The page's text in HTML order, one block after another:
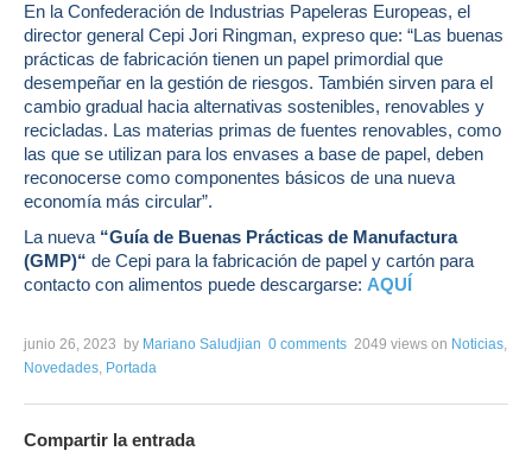
En la Confederación de Industrias Papeleras Europeas, el
director general Cepi Jori Ringman, expreso que: “Las buenas
prácticas de fabricación tienen un papel primordial que
desempeñar en la gestión de riesgos. También sirven para el
cambio gradual hacia alternativas sostenibles, renovables y
recicladas. Las materias primas de fuentes renovables, como
las que se utilizan para los envases a base de papel, deben
reconocerse como componentes básicos de una nueva
economía más circular”.
La nueva “Guía de Buenas Prácticas de Manufactura
(GMP)“ de Cepi para la fabricación de papel y cartón para
contacto con alimentos puede descargarse: AQUÍ
junio 26, 2023 by Mariano Saludjian 0 comments 2049 views on Noticias,
Novedades, Portada
Compartir la entrada